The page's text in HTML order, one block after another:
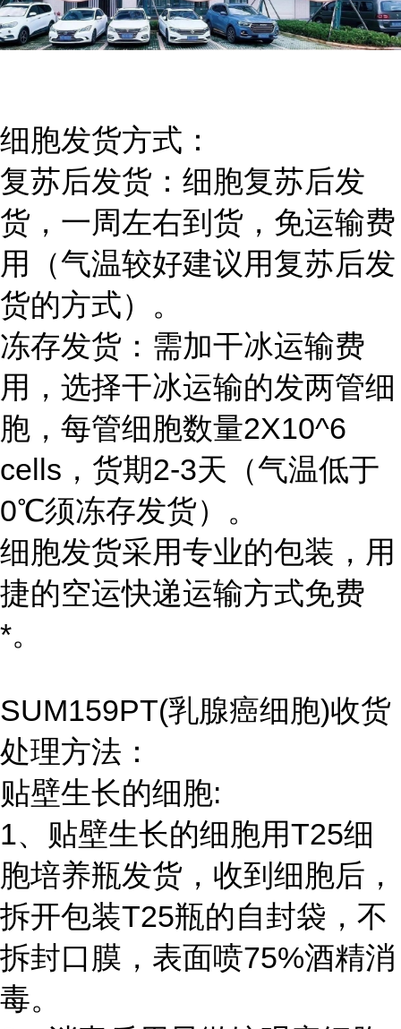
细胞发货方式：
复苏后发货：细胞复苏后发
货，一周左右到货，免运输费
用（气温较好建议用复苏后发
货的方式）。
冻存发货：需加干冰运输费
用，选择干冰运输的发两管细
胞，每管细胞数量2X10^6
cells，货期2-3天（气温低于
0℃须冻存发货）。
细胞发货采用专业的包装，用
捷的空运快递运输方式免费
*。
SUM159PT(乳腺癌细胞)收货
处理方法：
贴壁生长的细胞:
1、贴壁生长的细胞用T25细
胞培养瓶发货，收到细胞后，
拆开包装T25瓶的自封袋，不
拆封口膜，表面喷75%酒精消
毒。